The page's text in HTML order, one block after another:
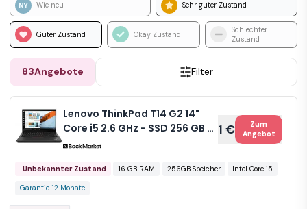
Wie neu Sehr guter Zustand
Guter Zustand Okay Zustand
Schlechter
Zustand
83Angebote Filter
Lenovo ThinkPad T14 G2 14"
Core i5 2.6 GHz - SSD 256 GB -
16GB AZERTY - Französisch
1 €
Zum
Angebot
Unbekannter Zustand 16 GB RAM 256GB Speicher Intel Core i5
Garantie 12 Monate